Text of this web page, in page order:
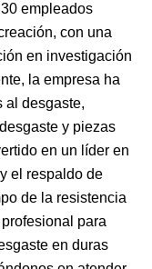
empleados
con una
en investigación
la empresa ha
al desgaste,
y piezas
en un líder en
el respaldo de
de la resistencia
para
en duras